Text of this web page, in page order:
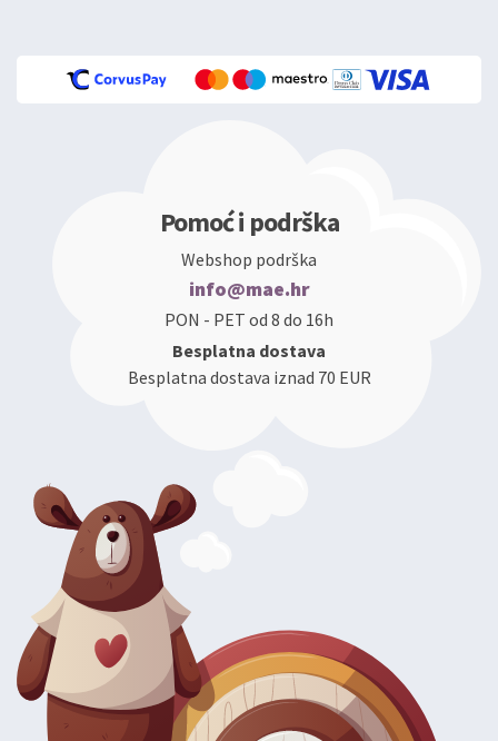
Pomoć i podrška
Webshop podrška
info@mae.hr
PON - PET od 8 do 16h
Besplatna dostava
Besplatna dostava iznad 70 EUR